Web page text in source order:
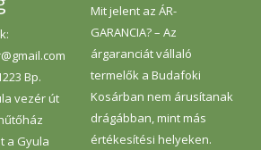
Bp.
vezér út
a Gyula
Mit jelent az ÁR-
GARANCIA? – Az
árgaranciát vállaló
termelők a Budafoki
Kosárban nem árusítanak
drágábban, mint más
értékesítési helyeken.